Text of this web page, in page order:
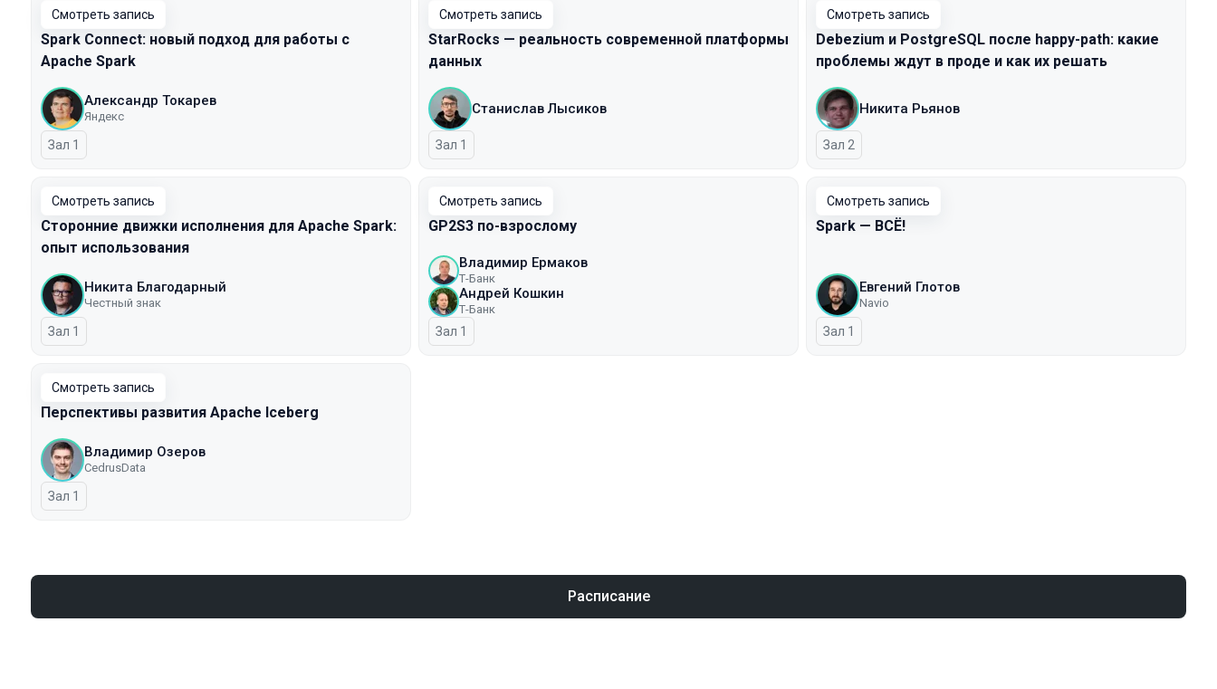
Смотреть запись
Spark Connect: новый подход для работы с
Apache Spark
Александр Токарев
Яндекс
Зал 1
Смотреть запись
StarRocks — реальность современной платформы
данных
Станислав Лысиков
Зал 1
Смотреть запись
Debezium и PostgreSQL после happy-path: какие
проблемы ждут в проде и как их решать
Никита Рьянов
Зал 2
Смотреть запись
Сторонние движки исполнения для Apache Spark:
опыт использования
Никита Благодарный
Честный знак
Зал 1
Смотреть запись
GP2S3 по-взрослому
Владимир Ермаков
Т-Банк
Андрей Кошкин
Т-Банк
Зал 1
Смотреть запись
Spark — ВСЁ!
Евгений Глотов
Navio
Зал 1
Смотреть запись
Перспективы развития Apache Iceberg
Владимир Озеров
CedrusData
Зал 1
Расписание